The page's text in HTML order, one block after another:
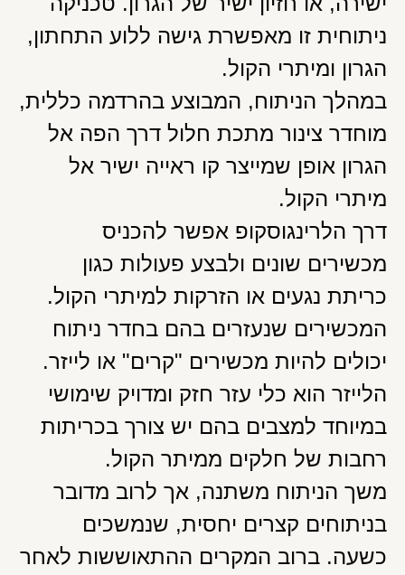
ניתוחית זו מאפשרת גישה ללוע התחתון,
הגרון ומיתרי הקול.
במהלך הניתוח, המבוצע בהרדמה כללית,
מוחדר צינור מתכת חלול דרך הפה אל
הגרון אופן שמייצר קו ראייה ישיר אל
מיתרי הקול.
דרך הלרינגוסקופ אפשר להכניס
מכשירים שונים ולבצע פעולות כגון
כריתת נגעים או הזרקות למיתרי הקול.
המכשירים שנעזרים בהם בחדר ניתוח
יכולים להיות מכשירים "קרים" או לייזר.
הלייזר הוא כלי עזר חזק ומדויק שימושי
במיוחד למצבים בהם יש צורך בכריתות
רחבות של חלקים ממיתר הקול.
משך הניתוח משתנה, אך לרוב מדובר
בניתוחים קצרים יחסית, שנמשכים
כשעה. ברוב המקרים ההתאוששות לאחר